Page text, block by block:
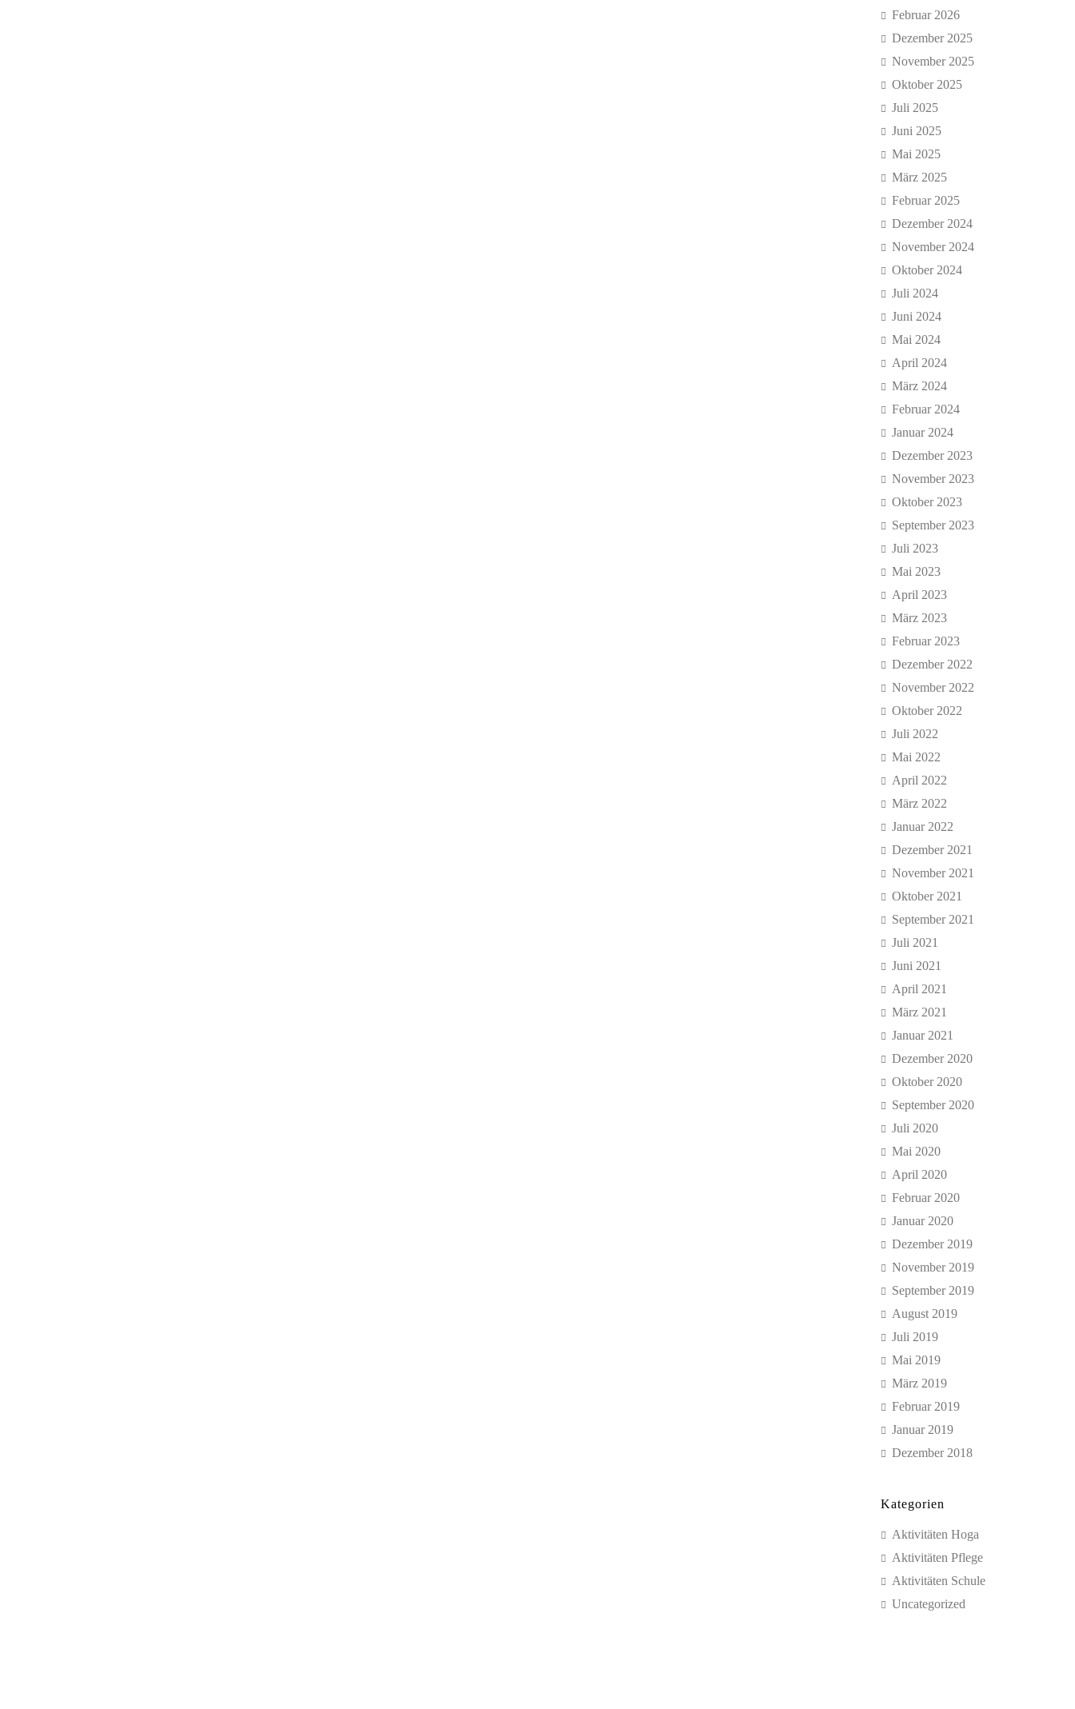
Februar 2026
Dezember 2025
November 2025
Oktober 2025
Juli 2025
Juni 2025
Mai 2025
März 2025
Februar 2025
Dezember 2024
November 2024
Oktober 2024
Juli 2024
Juni 2024
Mai 2024
April 2024
März 2024
Februar 2024
Januar 2024
Dezember 2023
November 2023
Oktober 2023
September 2023
Juli 2023
Mai 2023
April 2023
März 2023
Februar 2023
Dezember 2022
November 2022
Oktober 2022
Juli 2022
Mai 2022
April 2022
März 2022
Januar 2022
Dezember 2021
November 2021
Oktober 2021
September 2021
Juli 2021
Juni 2021
April 2021
März 2021
Januar 2021
Dezember 2020
Oktober 2020
September 2020
Juli 2020
Mai 2020
April 2020
Februar 2020
Januar 2020
Dezember 2019
November 2019
September 2019
August 2019
Juli 2019
Mai 2019
März 2019
Februar 2019
Januar 2019
Dezember 2018
Kategorien
Aktivitäten Hoga
Aktivitäten Pflege
Aktivitäten Schule
Uncategorized